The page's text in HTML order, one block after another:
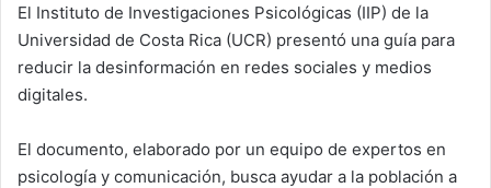
El Instituto de Investigaciones Psicológicas (IIP) de la
Universidad de Costa Rica (UCR) presentó una guía para
reducir la desinformación en redes sociales y medios
digitales.
El documento, elaborado por un equipo de expertos en
psicología y comunicación, busca ayudar a la población a